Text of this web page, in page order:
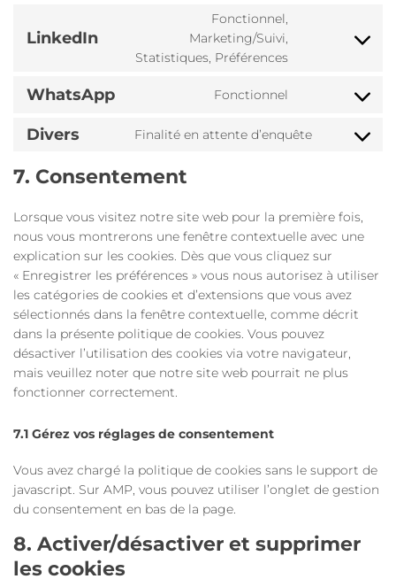
LinkedIn
Fonctionnel,
Marketing/Suivi,
Statistiques, Préférences
WhatsApp Fonctionnel
service
Divers Finalité en attente d’enquête
Consent
7. Consentement
Lorsque vous visitez notre site web pour la première fois,
nous vous montrerons une fenêtre contextuelle avec une
explication sur les cookies. Dès que vous cliquez sur
« Enregistrer les préférences » vous nous autorisez à utiliser
les catégories de cookies et d’extensions que vous avez
sélectionnés dans la fenêtre contextuelle, comme décrit
dans la présente politique de cookies. Vous pouvez
désactiver l’utilisation des cookies via votre navigateur,
mais veuillez noter que notre site web pourrait ne plus
fonctionner correctement.
7.1 Gérez vos réglages de consentement
Vous avez chargé la politique de cookies sans le support de
javascript. Sur AMP, vous pouvez utiliser l’onglet de gestion
du consentement en bas de la page.
8. Activer/désactiver et supprimer
les cookies